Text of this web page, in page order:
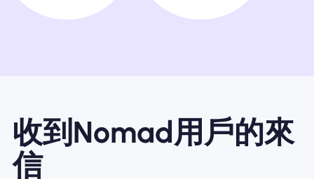
收到Nomad用戶的來
信